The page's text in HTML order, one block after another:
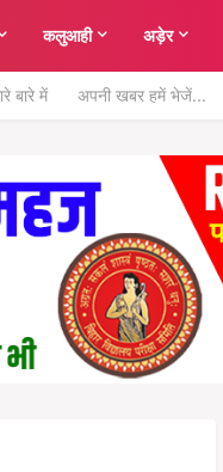
कलुआही अड़ेर
बारे में अपनी खबर हमें भेजें...